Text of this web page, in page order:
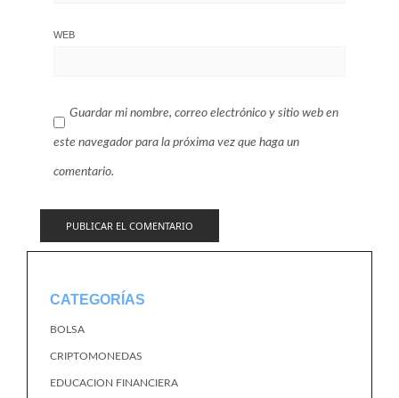
WEB
Guardar mi nombre, correo electrónico y sitio web en
este navegador para la próxima vez que haga un
comentario.
CATEGORÍAS
BOLSA
CRIPTOMONEDAS
EDUCACION FINANCIERA